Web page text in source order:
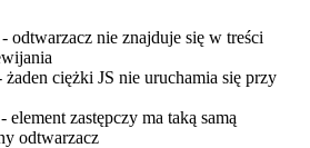
odtwarzacz nie znajduje się w treści
żaden ciężki JS nie uruchamia się przy
element zastępczy ma taką samą
odtwarzacz